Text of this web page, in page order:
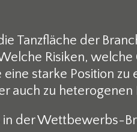
Tanzfläche der
Risiken,
starke Position zu
auch zu
der Wettbewerbs-